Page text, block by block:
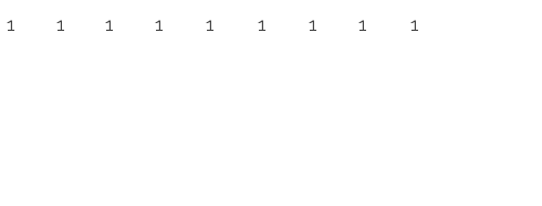
1 1 1 1 1 1 1 1 1